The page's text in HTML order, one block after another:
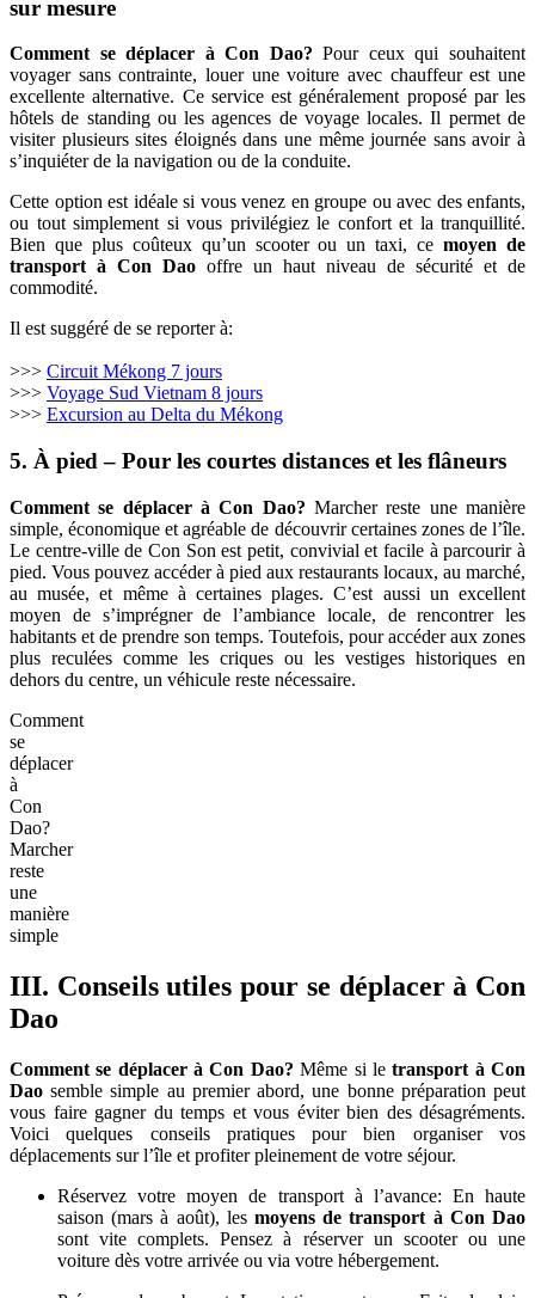
sur mesure
Comment se déplacer à Con Dao? Pour ceux qui souhaitent
voyager sans contrainte, louer une voiture avec chauffeur est une
excellente alternative. Ce service est généralement proposé par les
hôtels de standing ou les agences de voyage locales. Il permet de
visiter plusieurs sites éloignés dans une même journée sans avoir à
s’inquiéter de la navigation ou de la conduite.
Cette option est idéale si vous venez en groupe ou avec des enfants,
ou tout simplement si vous privilégiez le confort et la tranquillité.
Bien que plus coûteux qu’un scooter ou un taxi, cemoyen de
transport à Con Dao offre un haut niveau de sécurité et de
commodité.
Il est suggéré de se reporter à:
>>> Circuit Mékong 7 jours
>>> Voyage Sud Vietnam 8 jours
>>> Excursion au Delta du Mékong
5. À pied – Pour les courtes distances et les flâneurs
Comment se déplacer à Con Dao? Marcher reste une manière
simple, économique et agréable de découvrir certaines zones de l’île.
Le centre-ville de Con Son est petit, convivial et facile à parcourir à
pied. Vous pouvez accéder à pied aux restaurants locaux, au marché,
au musée, et même à certaines plages. C’est aussi un excellent
moyen de s’imprégner de l’ambiance locale, de rencontrer les
habitants et de prendre son temps. Toutefois, pour accéder aux zones
plus reculées comme les criques ou les vestiges historiques en
dehors du centre, un véhicule reste nécessaire.
Comment
se
déplacer
à
Con
Dao?
Marcher
reste
une
manière
simple
III. Conseils utiles pour se déplacer à Con
Dao
Comment se déplacer à Con Dao? Même si letransport à Con
Dao semble simple au premier abord, une bonne préparation peut
vous faire gagner du temps et vous éviter bien des désagréments.
Voici quelques conseils pratiques pour bien organiser vos
déplacements sur l’île et profiter pleinement de votre séjour.
Réservez votre moyen de transport à l’avance: En haute
saison (mars à août), les moyens de transport à Con Dao
sont vite complets. Pensez à réserver un scooter ou une
voiture dès votre arrivée ou via votre hébergement.